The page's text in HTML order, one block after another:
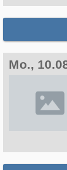
Mo.,